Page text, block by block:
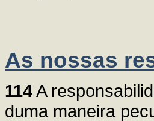
As nossas
114A
duma maneira